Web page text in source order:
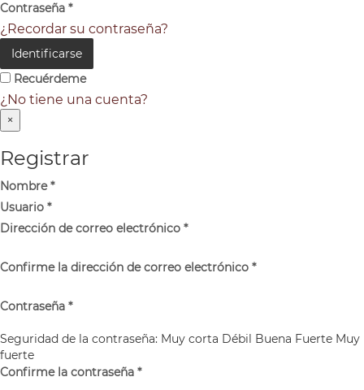
Contraseña *
¿Recordar su contraseña?
Identificarse
Recuérdeme
¿No tiene una cuenta?
×
Registrar
Nombre*
Usuario *
Dirección de correo electrónico *
Confirme la dirección de correo electrónico *
Contraseña *
Seguridad de la contraseña: Muy corta Débil Buena Fuerte Muy
fuerte
Confirme la contraseña *